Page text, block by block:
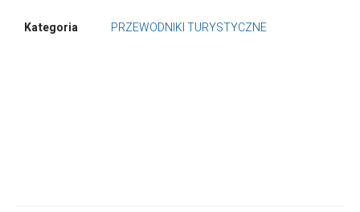
Kategoria PRZEWODNIKI TURYSTYCZNE